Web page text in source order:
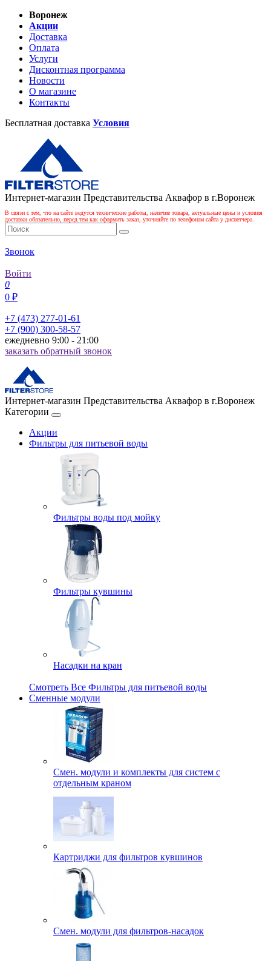
Воронеж
Акции
Доставка
Оплата
Услуги
Дисконтная программа
Новости
О магазине
Контакты
Бесплатная доставка Условия
Интернет-магазин Представительства Аквафор в г.Воронеж
В связи с тем, что на сайте ведутся технические работы, наличие товара, актуальные цены и условия
доставки обязательно, перед тем как оформить заказ, уточняйте по телефонам сайта у диспетчера.
Звонок
Войти
0
0 ₽
+7 (473) 277-01-61
+7 (900) 300-58-57
ежедневно 9:00 - 21:00
заказать обратный звонок
Интернет-магазин Представительства Аквафор в г.Воронеж
Категории
Акции
Фильтры для питьевой воды
Фильтры воды под мойку
Фильтры кувшины
Насадки на кран
Смотреть Все Фильтры для питьевой воды
Сменные модули
Смен. модули и комплекты для систем с
отдельным краном
Картриджи для фильтров кувшинов
Смен. модули для фильтров-насадок